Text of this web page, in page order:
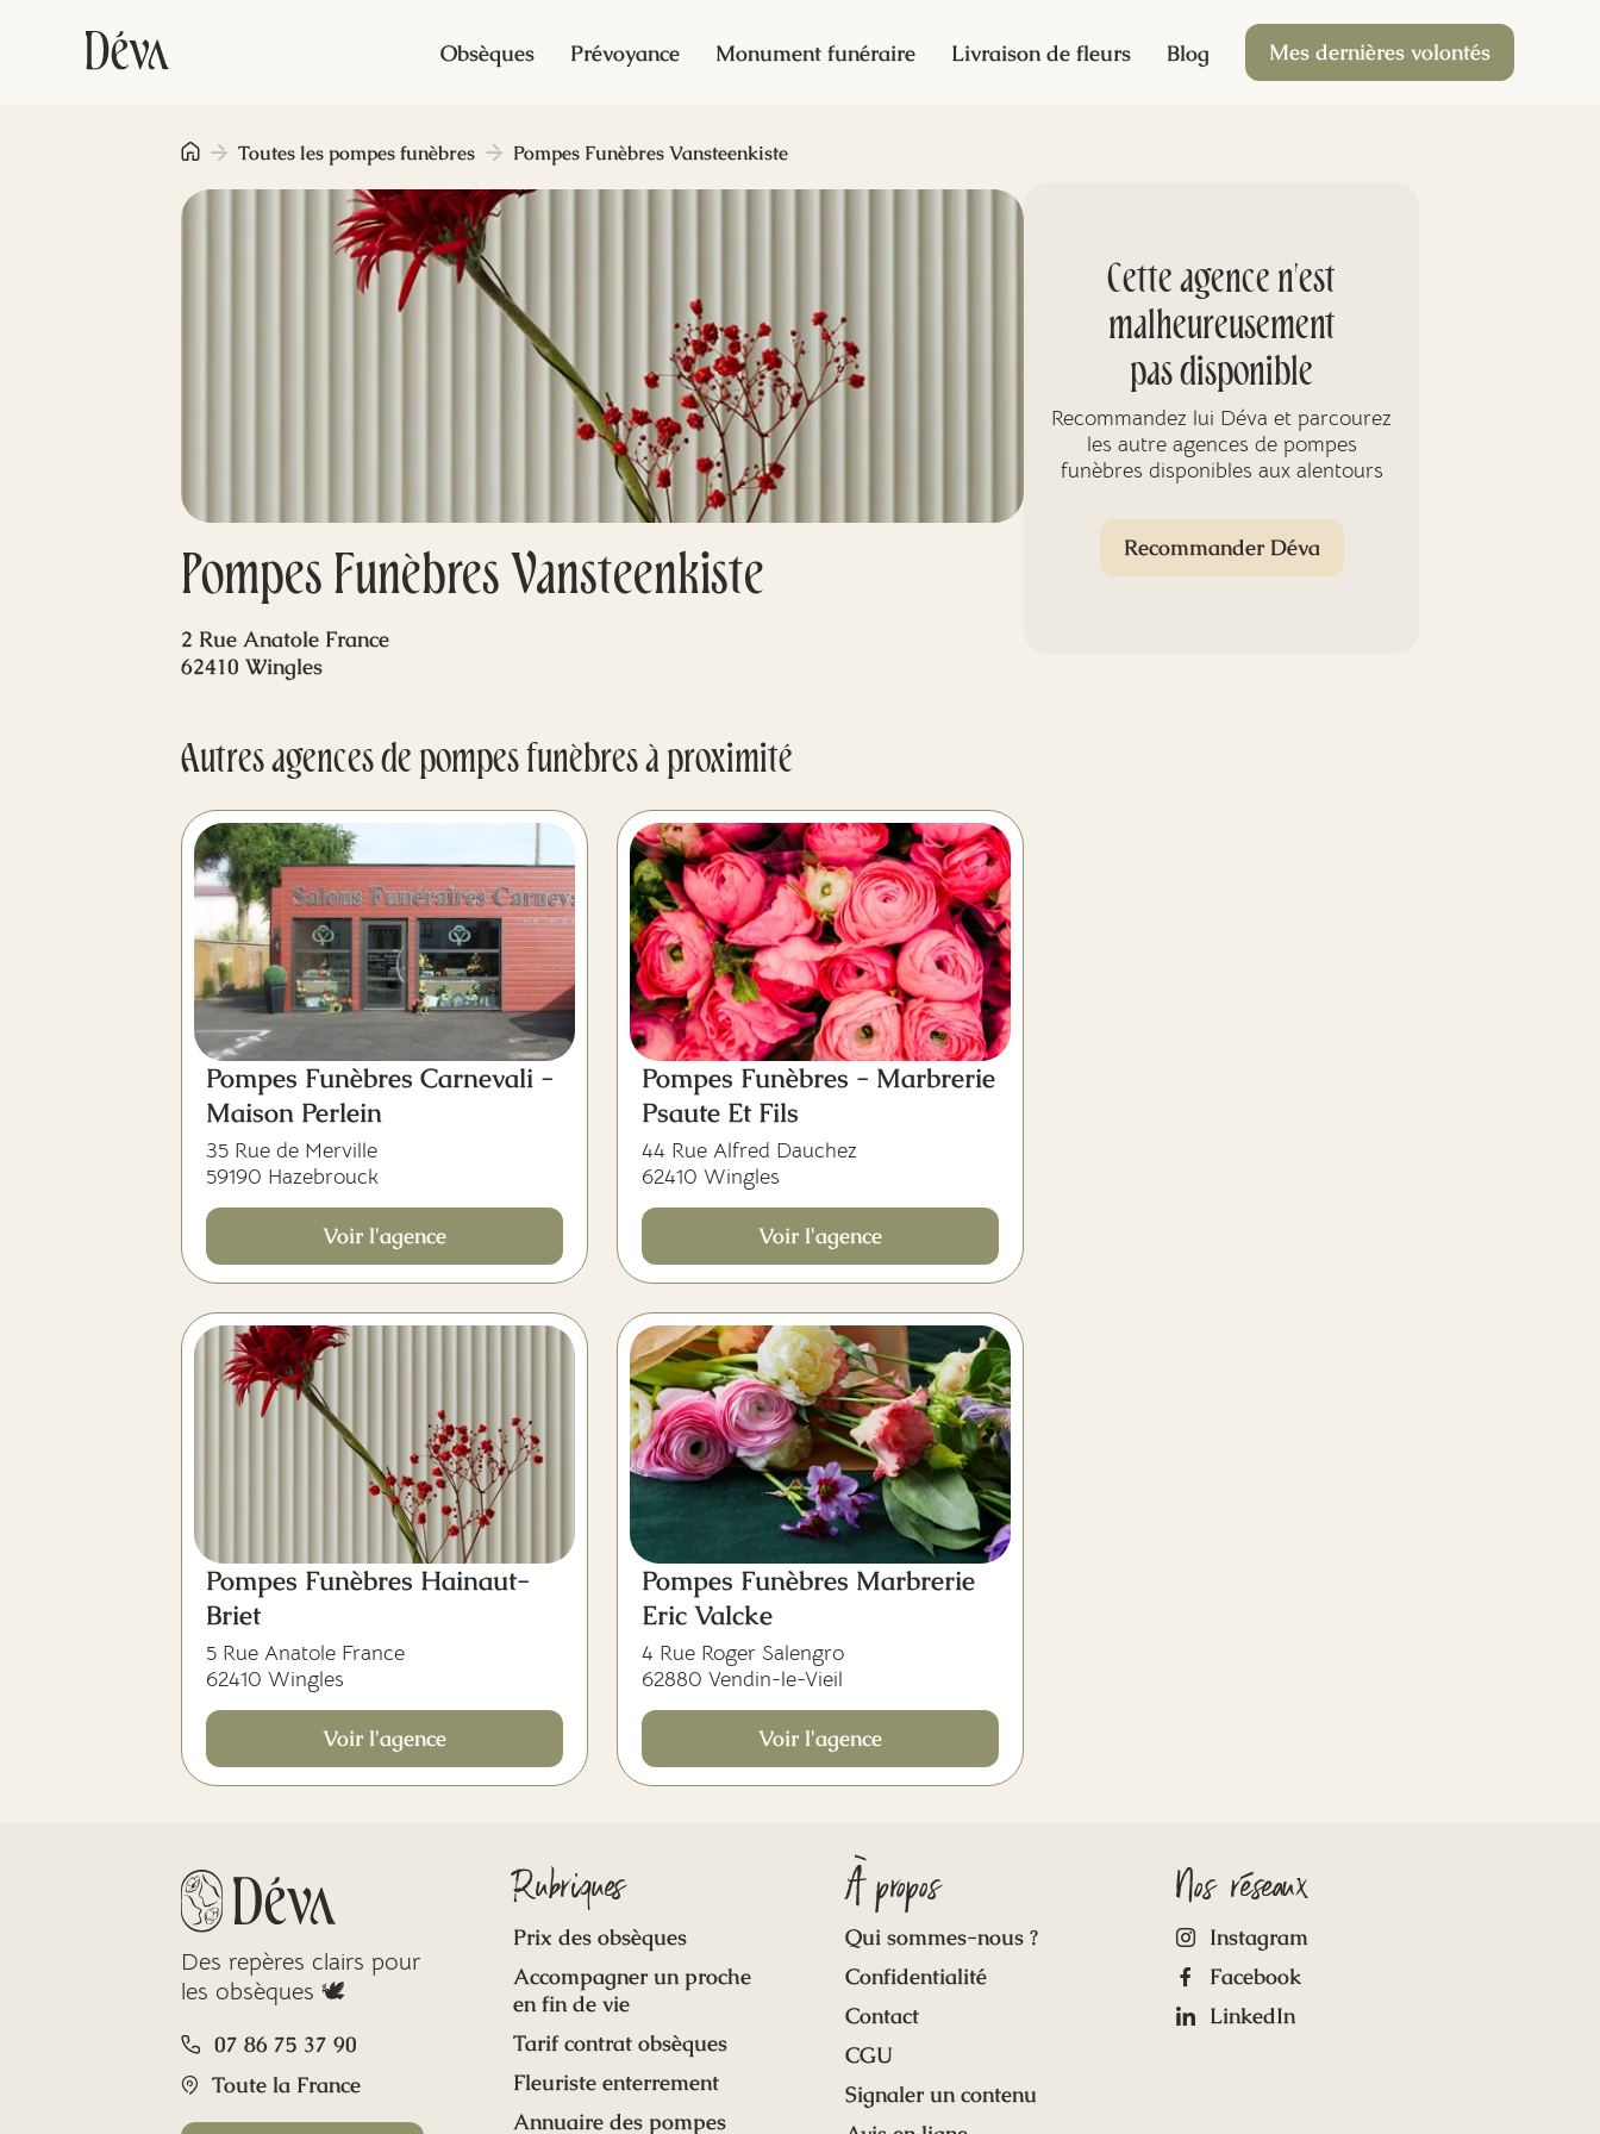
Obsèques Prévoyance Monument funéraire Livraison de fleurs Blog Mes dernières volontés
Pompes Funèbres Vansteenkiste
Toutes les pompes funèbres Pompes Funèbres Vansteenkiste
2 Rue Anatole France
62410 Wingles
Autres agences de pompes funèbres à proximité
Pompes Funèbres Carnevali -
Maison Perlein
35 Rue de Merville
59190 Hazebrouck
Voir l'agence
Pompes Funèbres - Marbrerie
Psaute Et Fils
44 Rue Alfred Dauchez
62410 Wingles
Voir l'agence
Pompes Funèbres Hainaut-
Briet
5 Rue Anatole France
62410 Wingles
Voir l'agence
Pompes Funèbres Marbrerie
Eric Valcke
4 Rue Roger Salengro
62880 Vendin-le-Vieil
Voir l'agence
Cette agence n'est
malheureusement
pas disponible
Recommandez lui Déva et parcourez
les autre agences de pompes
funèbres disponibles aux alentours
Recommander Déva
Des repères clairs pour
les obsèques 🕊️
07 86 75 37 90
Toute la France
Rubriques
Prix des obsèques
Accompagner un proche
en fin de vie
Tarif contrat obsèques
Fleuriste enterrement
Annuaire des pompes
À propos
Qui sommes-nous ?
Confidentialité
Contact
CGU
Signaler un contenu
Nos réseaux
Instagram
Facebook
LinkedIn